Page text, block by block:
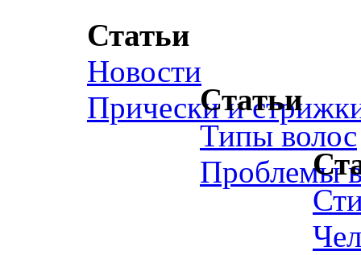
Статьи
Новости
Прически иСтатьи
Типы волос
Проблемы